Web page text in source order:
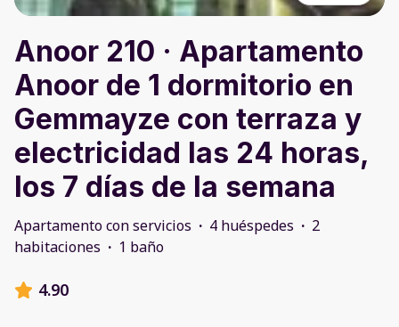
Anoor 210 · Apartamento
Anoor de 1 dormitorio en
Gemmayze con terraza y
electricidad las 24 horas,
los 7 días de la semana
Apartamento con servicios · 4 huéspedes · 2
habitaciones · 1 baño
4.90